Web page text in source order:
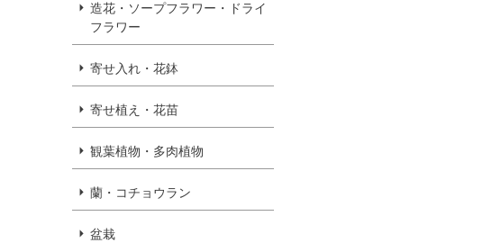
造花・ソープフラワー・ドライ
フラワー
寄せ入れ・花鉢
寄せ植え・花苗
観葉植物・多肉植物
蘭・コチョウラン
盆栽